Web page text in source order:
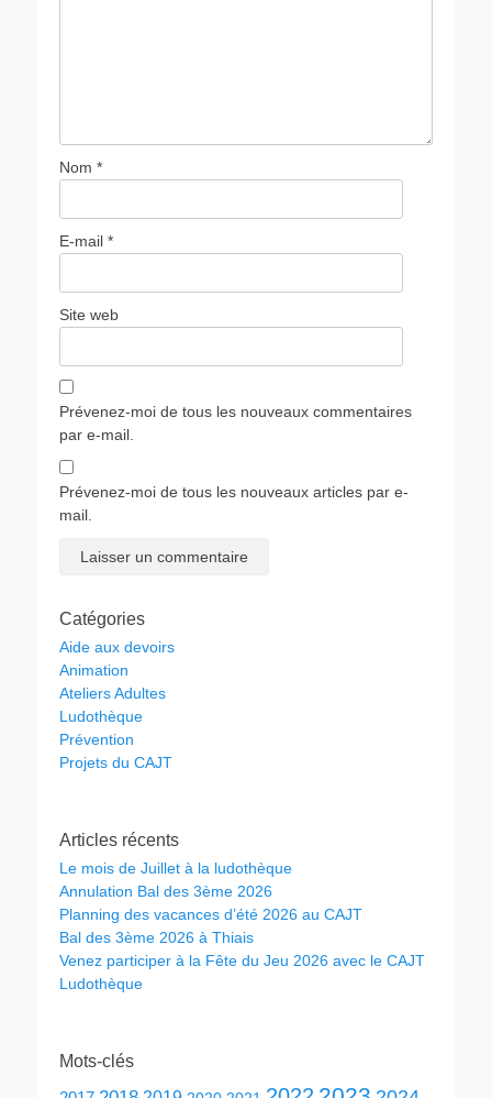
Nom *
E-mail *
Site web
Prévenez-moi de tous les nouveaux commentaires
par e-mail.
Prévenez-moi de tous les nouveaux articles par e-
mail.
Catégories
Aide aux devoirs
Animation
Ateliers Adultes
Ludothèque
Prévention
Projets du CAJT
Articles récents
Le mois de Juillet à la ludothèque
Annulation Bal des 3ème 2026
Planning des vacances d’été 2026 au CAJT
Bal des 3ème 2026 à Thiais
Venez participer à la Fête du Jeu 2026 avec le CAJT
Ludothèque
Mots-clés